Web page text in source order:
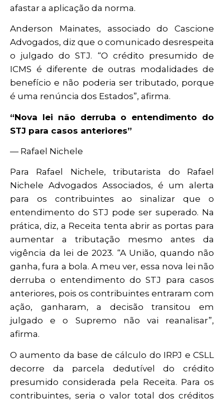
afastar a aplicação da norma.
Anderson Mainates, associado do Cascione
Advogados, diz que o comunicado desrespeita
o julgado do STJ. “O crédito presumido de
ICMS é diferente de outras modalidades de
benefício e não poderia ser tributado, porque
é uma renúncia dos Estados”, afirma.
“Nova lei não derruba o entendimento do
STJ para casos anteriores”
— Rafael Nichele
Para Rafael Nichele, tributarista do Rafael
Nichele Advogados Associados, é um alerta
para os contribuintes ao sinalizar que o
entendimento do STJ pode ser superado. Na
prática, diz, a Receita tenta abrir as portas para
aumentar a tributação mesmo antes da
vigência da lei de 2023. “A União, quando não
ganha, fura a bola. A meu ver, essa nova lei não
derruba o entendimento do STJ para casos
anteriores, pois os contribuintes entraram com
ação, ganharam, a decisão transitou em
julgado e o Supremo não vai reanalisar”,
afirma.
O aumento da base de cálculo do IRPJ e CSLL
decorre da parcela dedutível do crédito
presumido considerada pela Receita. Para os
contribuintes, seria o valor total dos créditos